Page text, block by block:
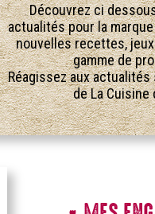
Découvrez ci
actualités pour la marque
nouvelles recettes,
gamme de
Réagissez aux actualités
de La Cuisine